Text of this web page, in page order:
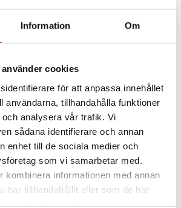
Information Om
cookies
för att anpassa innehållet
användarna, tillhandahålla funktioner
analysera vår trafik. Vi
sådana identifierare och annan
enhet till de sociala medier och
som vi samarbetar med.
kombinera informationen med annan
har tillhandahållit eller som de har
Göteborg AB